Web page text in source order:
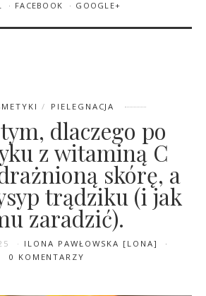
FACEBOOK GOOGLE+
PIELEGNACJA
dlaczego po
z witaminą C
skórę, a
trądziku (i jak
zaradzić).
ILONA PAWŁOWSKA [LONA]
0 KOMENTARZY